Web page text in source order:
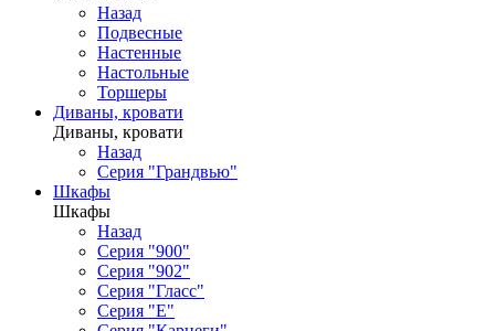
Назад
Подвесные
Настенные
Настольные
Торшеры
Диваны, кровати
Диваны, кровати
Назад
Серия "Грандвью"
Шкафы
Шкафы
Назад
Серия "900"
Серия "902"
Серия "Гласс"
Серия "Е"